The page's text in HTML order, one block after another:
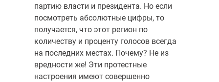
партию власти и президента. Но если
посмотреть абсолютные цифры, то
получается, что этот регион по
количеству и проценту голосов всегда
на последних местах. Почему? Не из
вредности же! Эти протестные
настроения имеют совершенно